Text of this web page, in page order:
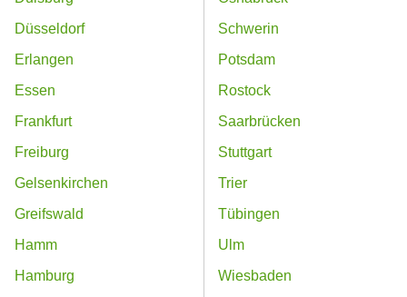
Düsseldorf
Erlangen
Essen
Frankfurt
Freiburg
Gelsenkirchen
Greifswald
Hamm
Hamburg
Schwerin
Potsdam
Rostock
Saarbrücken
Stuttgart
Trier
Tübingen
Ulm
Wiesbaden